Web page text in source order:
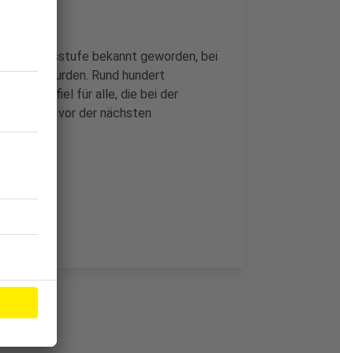
bekannt geworden, bei
wurden. Rund hundert
fiel für alle, die bei der
dann vor der nächsten